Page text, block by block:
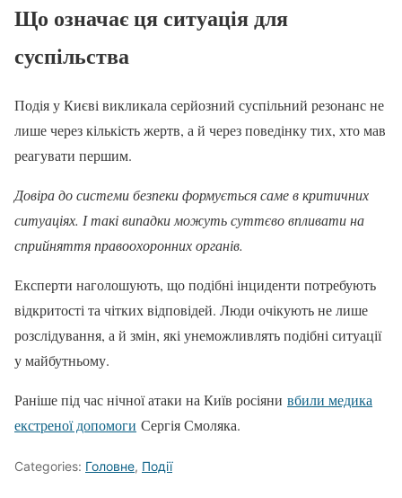
Що означає ця ситуація для
суспільства
Подія у Києві викликала серйозний суспільний резонанс не
лише через кількість жертв, а й через поведінку тих, хто мав
реагувати першим.
Довіра до системи безпеки формується саме в критичних
ситуаціях. І такі випадки можуть суттєво впливати на
сприйняття правоохоронних органів.
Експерти наголошують, що подібні інциденти потребують
відкритості та чітких відповідей. Люди очікують не лише
розслідування, а й змін, які унеможливлять подібні ситуації
у майбутньому.
Раніше під час нічної атаки на Київ росіяни вбили медика
екстреної допомоги Сергія Смоляка.
Categories: Головне, Події